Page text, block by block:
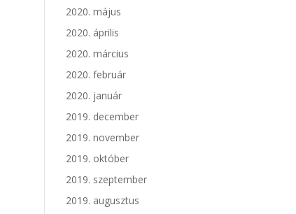
2020. május
2020. április
2020. március
2020. február
2020. január
2019. december
2019. november
2019. október
2019. szeptember
2019. augusztus